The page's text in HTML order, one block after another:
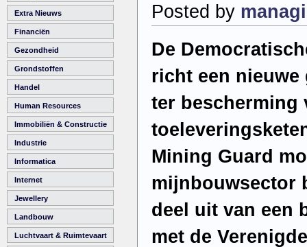
Extra Nieuws
Financiën
Gezondheid
Grondstoffen
Handel
Human Resources
Immobiliën & Constructie
Industrie
Informatica
Internet
Jewellery
Landbouw
Luchtvaart & Ruimtevaart
Posted by
De
richt een nieuwe
ter bescherming
Mining Guard
mijnbouwsector
deel uit van een
met de